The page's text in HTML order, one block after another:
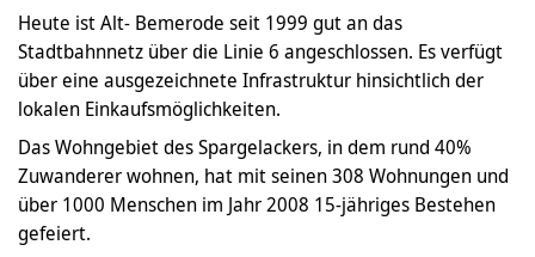
Heute ist Alt- Bemerode seit 1999 gut an das
Stadtbahnnetz über die Linie 6 angeschlossen. Es verfügt
über eine ausgezeichnete Infrastruktur hinsichtlich der
lokalen Einkaufsmöglichkeiten.
Das Wohngebiet des Spargelackers, in dem rund 40%
Zuwanderer wohnen, hat mit seinen 308 Wohnungen und
über 1000 Menschen im Jahr 2008 15-jähriges Bestehen
gefeiert.